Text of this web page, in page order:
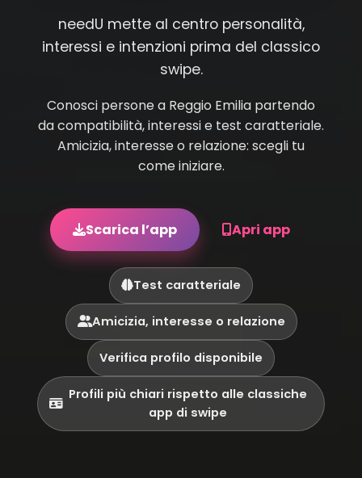
needU mette al centro personalità,
interessi e intenzioni prima del classico
swipe.
Conosci persone a Reggio Emilia partendo
da compatibilità, interessi e test caratteriale.
Amicizia, interesse o relazione: scegli tu
come iniziare.
Scarica l’app Apri app
Test caratteriale
Amicizia, interesse o relazione
Verifica profilo disponibile
Profili più chiari rispetto alle classiche
app di swipe